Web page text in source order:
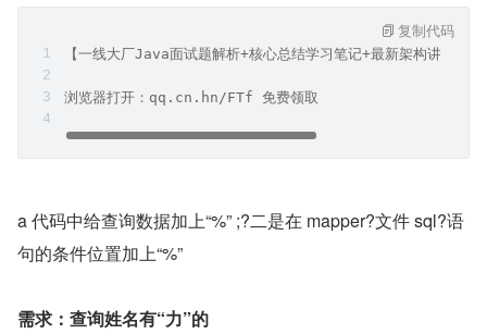
【一线大厂Java面试题解析+核心总结学习笔记+最新架构讲解视
浏览器打开：qq.cn.hn/FTf 免费领取
复制代码
a 代码中给查询数据加上“%” ;?二是在 mapper?文件 sql?语
句的条件位置加上“%”
需求：查询姓名有“力”的